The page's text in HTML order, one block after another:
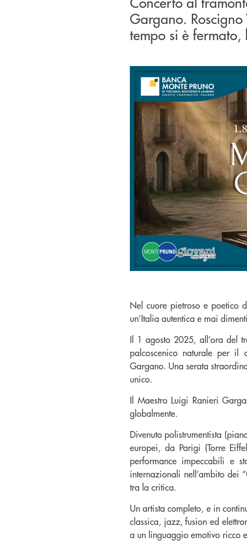
Gargano.
tempo si è
Nel cuore pietroso e poetico
un’Italia autentica e mai
Il 1 agosto 2025, all’ora del
palcoscenico naturale per il
Gargano. Una serata
unico.
Il Maestro Luigi Ranieri
globalmente.
Divenuto polistrumentista
europei, da Parigi (Torre
performance impeccabili e
internazionali nell’ambito dei
tra la critica.
Un artista completo, e in
classica, jazz, fusion ed
a un linguaggio emotivo ricco